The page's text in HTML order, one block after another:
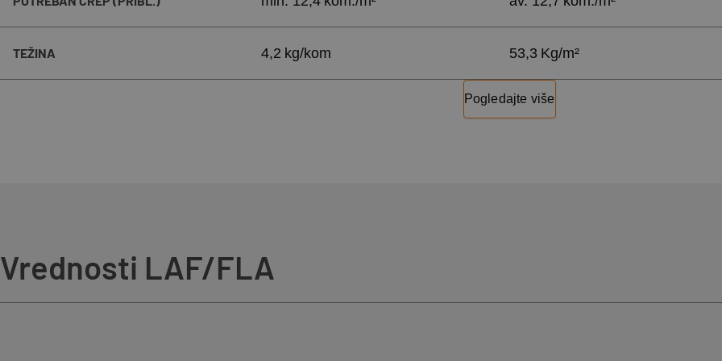
TEŽINA 4,2 kg/kom 53,3 Kg/m²
Pogledajte više
Vrednosti LAF/FLA